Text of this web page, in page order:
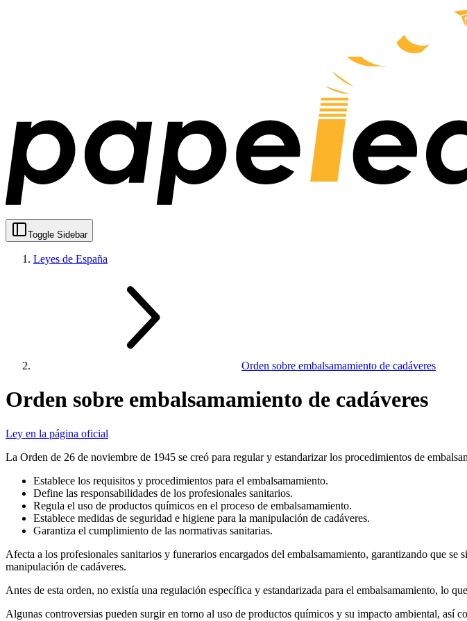
Toggle Sidebar
Leyes de España
Orden sobre embalsamamiento de cadáveres
Orden sobre embalsamamiento de cadáveres
Ley en la página oficial
La Orden de 26 de noviembre de 1945 se creó para regular y estandarizar los procedimientos de
Establece los requisitos y procedimientos para el embalsamamiento.
Define las responsabilidades de los profesionales sanitarios.
Regula el uso de productos químicos en el proceso de embalsamamiento.
Establece medidas de seguridad e higiene para la manipulación de cadáveres.
Garantiza el cumplimiento de las normativas sanitarias.
Afecta a los profesionales sanitarios y funerarios encargados del embalsamamiento, garantizando que
manipulación de cadáveres.
Antes de esta orden, no existía una regulación específica y estandarizada para el embalsamamiento, lo
Algunas controversias pueden surgir en torno al uso de productos químicos y su impacto ambiental, así